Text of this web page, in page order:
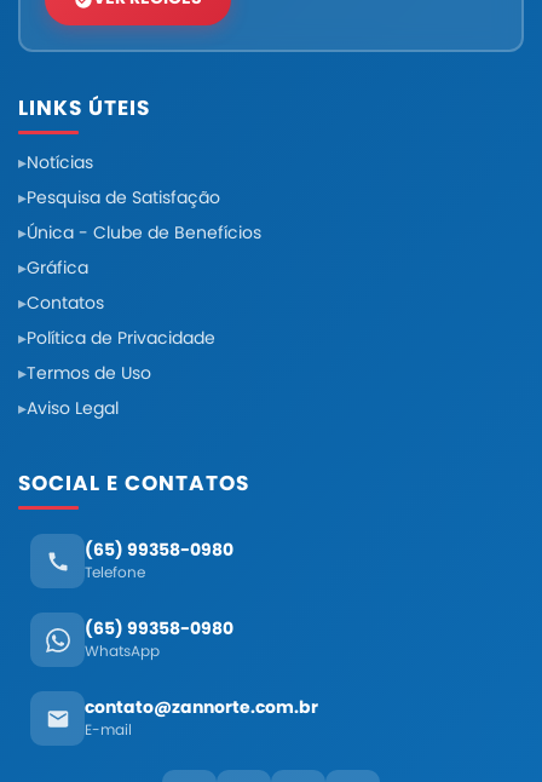
LINKS ÚTEIS
Notícias
Pesquisa de Satisfação
Única - Clube de Benefícios
Gráfica
Contatos
Política de Privacidade
Termos de Uso
Aviso Legal
SOCIAL E CONTATOS
(65) 99358-0980
Telefone
(65) 99358-0980
WhatsApp
contato@zannorte.com.br
E-mail